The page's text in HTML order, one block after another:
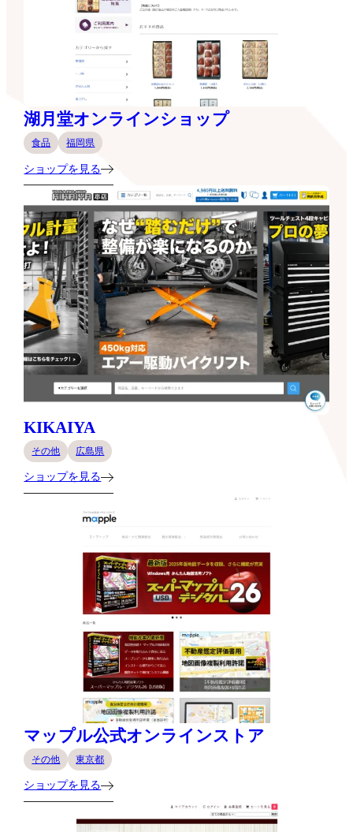
湖月堂オンラインショップ
食品 福岡県
ショップを見る
KIKAIYA
その他 広島県
ショップを見る
マップル公式オンラインストア
その他 東京都
ショップを見る